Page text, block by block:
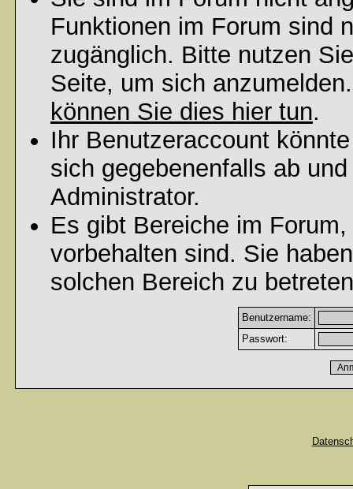
Funktionen im Forum sind
zugänglich. Bitte nutzen
Seite, um sich
können Sie dies hier tun.
Ihr Benutzeraccount
sich gegebenenfalls ab
Administrator.
Es gibt Bereiche im
vorbehalten sind. Sie
solchen Bereich zu
Benutzername:
Passwort: